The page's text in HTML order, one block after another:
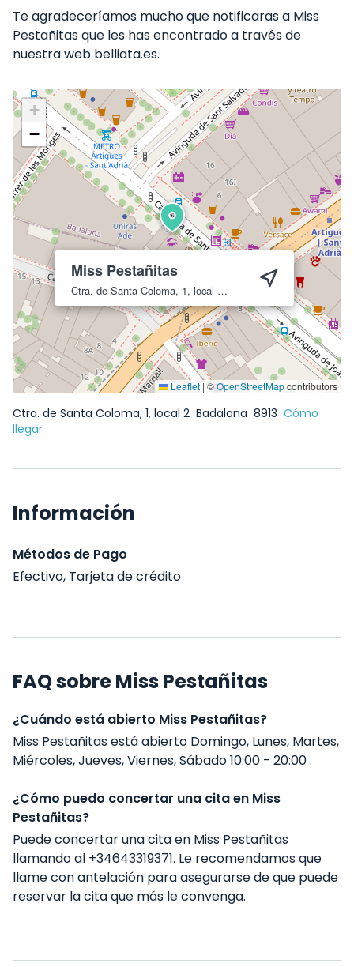
Te agradeceríamos mucho que notificaras a Miss
Pestañitas que les has encontrado a través de
nuestra web belliata.es.
Miss Pestañitas
Ctra. de Santa Coloma, 1, local 2Badalona 8913
+
−
Leaflet | ©OpenStreetMapcontributors
Ctra. de Santa Coloma, 1, local 2 Badalona 8913 Cómo
llegar
Información
Métodos de Pago
Efectivo, Tarjeta de crédito
FAQ sobre Miss Pestañitas
¿Cuándo está abierto Miss Pestañitas?
Miss Pestañitas está abierto Domingo, Lunes, Martes,
Miércoles, Jueves, Viernes, Sábado 10:00 - 20:00 .
¿Cómo puedo concertar una cita en Miss
Pestañitas?
Puede concertar una cita en Miss Pestañitas
llamando al +34643319371. Le recomendamos que
llame con antelación para asegurarse de que puede
reservar la cita que más le convenga.